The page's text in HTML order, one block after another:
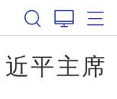
平主席